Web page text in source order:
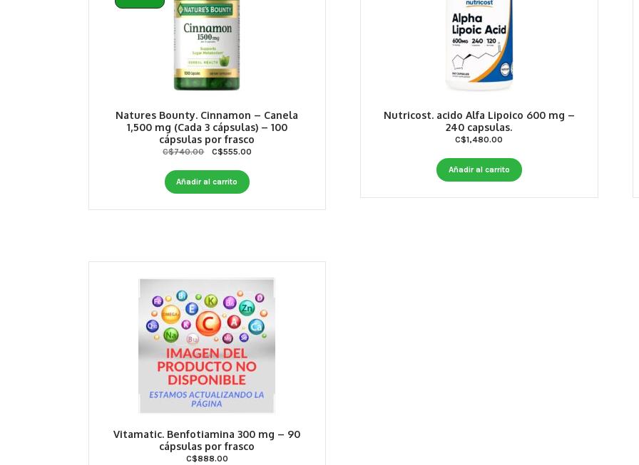
Natures Bounty. Cinnamon – Canela
1,500 mg (Cada 3 cápsulas) – 100
cápsulas por frasco
C$740.00
Original
was:
C$740.00.
C$555.00Current
Añadir al carrito
Nutricost. acido Alfa Lipoico 600 mg –
240 capsulas.
C$1,480.00
Añadir al carrito
Vitamatic. Benfotiamina 300 mg – 90
cápsulas por frasco
C$888.00